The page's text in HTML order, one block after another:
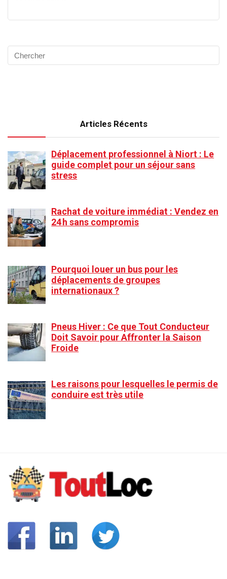
Articles Récents
Déplacement professionnel à Niort : Le
guide complet pour un séjour sans
stress
Rachat de voiture immédiat : Vendez en
24 h sans compromis
Pourquoi louer un bus pour les
déplacements de groupes
internationaux ?
Pneus Hiver : Ce que Tout Conducteur
Doit Savoir pour Affronter la Saison
Froide
Les raisons pour lesquelles le permis de
conduire est très utile